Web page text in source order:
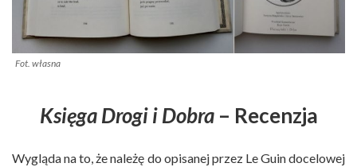
Fot. własna
Księga Drogi i Dobra– Recenzja
Wygląda na to, że należę do opisanej przez Le Guin docelowej